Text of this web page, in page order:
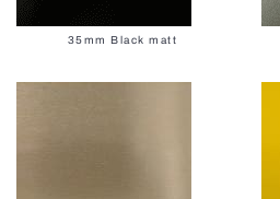
35mm Black matt